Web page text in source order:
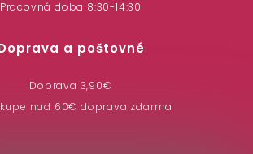
Pracovná doba 8:30-14:30
a poštovné
Doprava 3,90€
nad 60€ doprava zdarma